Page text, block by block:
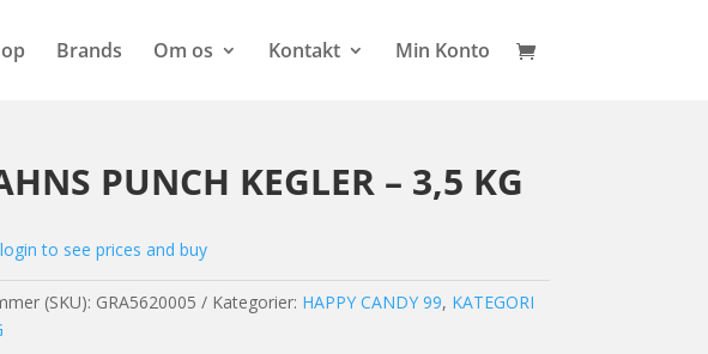
Brands Om os Kontakt Min Konto
PUNCH KEGLER – 3,5 KG
to see prices and buy
(SKU): GRA5620005 Kategorier: HAPPY CANDY 99, KATEGORI